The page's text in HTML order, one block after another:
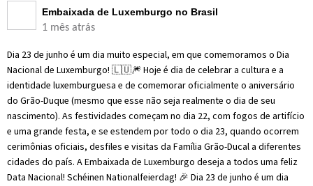
Embaixada de Luxemburgo no Brasil
1 mês atrás
Dia 23 de junho é um dia muito especial, em que comemoramos o Dia
Nacional de Luxemburgo! 🇱🇺🎆 Hoje é dia de celebrar a cultura e a
identidade luxemburguesa e de comemorar oficialmente o aniversário
do Grão-Duque (mesmo que esse não seja realmente o dia de seu
nascimento). As festividades começam no dia 22, com fogos de artifício
e uma grande festa, e se estendem por todo o dia 23, quando ocorrem
cerimônias oficiais, desfiles e visitas da Família Grão-Ducal a diferentes
cidades do país. A Embaixada de Luxemburgo deseja a todos uma feliz
Data Nacional! Schéinen Nationalfeierdag! 🎉 Dia 23 de junho é um dia